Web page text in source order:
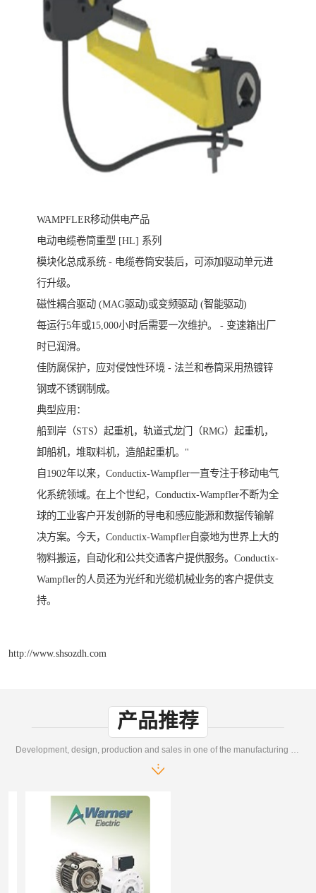
WAMPFLER移动供电产品
电动电缆卷筒重型 [HL] 系列
模块化总成系统 - 电缆卷筒安装后，可添加驱动单元进
行升级。
磁性耦合驱动 (MAG驱动)或变频驱动 (智能驱动)
每运行5年或15,000小时后需要一次维护。 - 变速箱出厂
时已润滑。
佳防腐保护，应对侵蚀性环境 - 法兰和卷筒采用热镀锌
钢或不锈钢制成。
典型应用：
船到岸（STS）起重机，轨道式龙门（RMG）起重机，
卸船机，堆取料机，造船起重机。"
自1902年以来，Conductix-Wampfler一直专注于移动电气
化系统领域。在上个世纪，Conductix-Wampfler不断为全
球的工业客户开发创新的导电和感应能源和数据传输解
决方案。今天，Conductix-Wampfler自豪地为世界上大的
物料搬运，自动化和公共交通客户提供服务。Conductix-
Wampfler的人员还为光纤和光缆机械业务的客户提供支
持。
http://www.shsozdh.com
产品推荐